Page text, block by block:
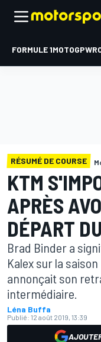
FORMULE 1MOTOGP
RÉSUMÉ DE COURSE
KTM
APRÈS
DÉPART
Brad Binder a
Kalex sur la
annonçait son
intermédiaire.
Léna Buffa
Publié: 12 août 2019, 13:39